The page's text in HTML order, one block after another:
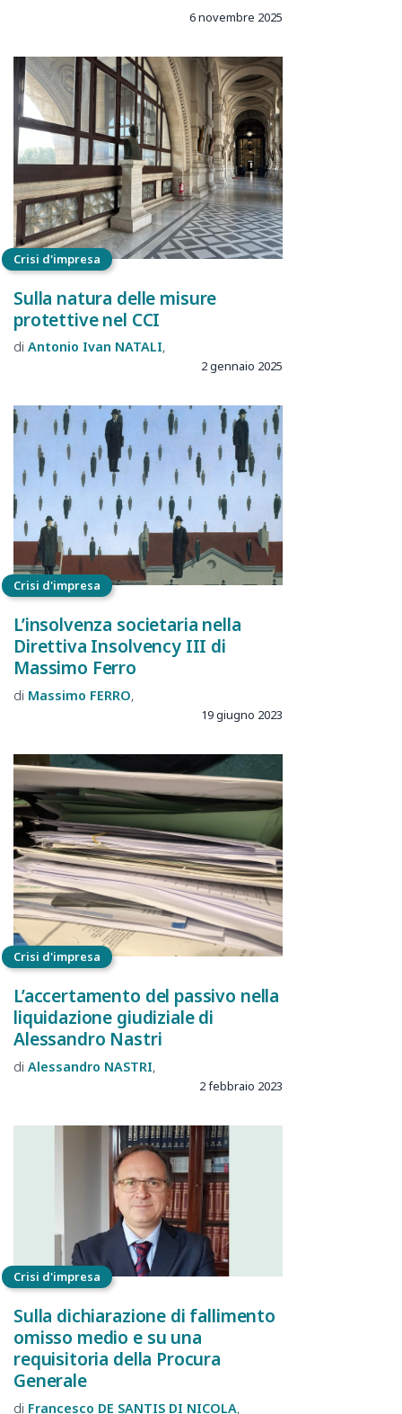
6 novembre 2025
Crisi d'impresa
Sulla natura delle misure
protettive nel CCI
Antonio Ivan NATALI
2 gennaio 2025
Crisi d'impresa
L’insolvenza societaria nella
Direttiva Insolvency III di
Massimo Ferro
Massimo FERRO
19 giugno 2023
Crisi d'impresa
L’accertamento del passivo nella
liquidazione giudiziale di
Alessandro Nastri
Alessandro NASTRI
2 febbraio 2023
Crisi d'impresa
Sulla dichiarazione di fallimento
omisso medio e su una
requisitoria della Procura
Generale
Francesco DE SANTIS DI NICOLA